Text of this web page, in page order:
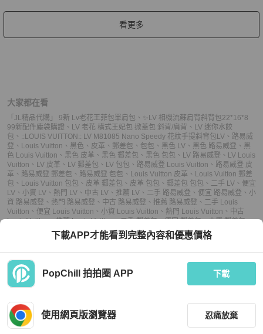
看更多
大家都在看
「JL精品代購」 9新 Lv老花王菲包單肩包 、
✨LV 相機流蘇肩背斜背包22*16*8
99新配件塵袋購證 、 LV 老花 橫式王妃包 掀蓋包 斜背/肩背 、 LV 迷你水餃
包 、 ::LOUIS VUITTON:: LV M81085 Nano Speedy 花紋手提斜背包 LV 、 路易威
登 、 Louis Vuitton 、 黑色 、 皮革 、 郵差包 、 包包 、 黑色 LV 、 黑色 路易威登 、 黑
色 Louis Vuitton 、 黑色 皮革 、 黑色 郵差包 、 黑色 包包 、 LV 路易威登 、 LV Louis
Vuitton 、 LV 皮革 、 LV 郵差包 、 LV 包包 、 路易威登 Louis Vuitton 、 路易威登 皮
革 、 路易威登 郵差包 、 路易威登 包包 、 Louis Vuitton 皮革 、 Louis Vuitton 郵差
包 、 Louis Vuitton 包包 、 皮革 郵差包 、 皮革 包包 、 郵差包 包包 、 二手 LV 、 便宜
LV 、 小資 LV 、 熱門 LV 、 中古 LV 、 推薦 LV 、 二手 路易威登 、 便宜 路易威登 、 小
資 路易威登 、 熱門 路易威登 、 中古 路易威登 、 推薦 路易威登 、 二手 Louis
Vuitton 、 便宜 Louis Vuitton 、 小資 Louis Vuitton 、 熱門 Louis Vuitton 、 中古
Louis Vuitton、推薦 Louis Vuitton、二手 郵差包、便宜 郵差包、小資 郵差包、
中古 郵差包、 推薦 郵差包、二手 包包、便宜 包包、
中古 包包、 推薦 包包
下載APP才能看到完整內容和優惠價格
PopChill 拍拍圈 APP 下載
使用網頁版瀏覽器 忍痛放棄